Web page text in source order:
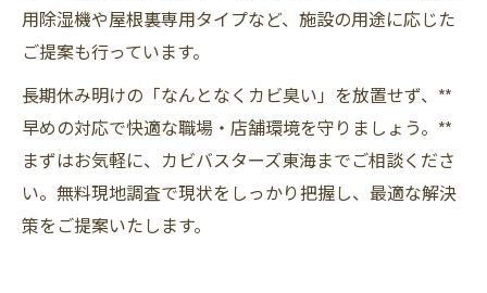
用除湿機や屋根裏専用タイプなど、施設の用途に応じた
ご提案も行っています。
長期休み明けの「なんとなくカビ臭い」を放置せず、**
早めの対応で快適な職場・店舗環境を守りましょう。**
まずはお気軽に、カビバスターズ東海までご相談くださ
い。無料現地調査で現状をしっかり把握し、最適な解決
策をご提案いたします。